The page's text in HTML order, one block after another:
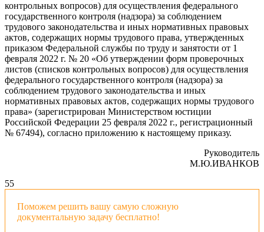
контрольных вопросов) для осуществления федерального
государственного контроля (надзора) за соблюдением
трудового законодательства и иных нормативных правовых
актов, содержащих нормы трудового права, утвержденных
приказом Федеральной службы по труду и занятости от 1
февраля 2022 г. № 20 «Об утверждении форм проверочных
листов (списков контрольных вопросов) для осуществления
федерального государственного контроля (надзора) за
соблюдением трудового законодательства и иных
нормативных правовых актов, содержащих нормы трудового
права» (зарегистрирован Министерством юстиции
Российской Федерации 25 февраля 2022 г., регистрационный
№ 67494), согласно приложению к настоящему приказу.
Руководитель
М.Ю.ИВАНКОВ
55
Поможем решить вашу самую сложную
документальную задачу бесплатно!